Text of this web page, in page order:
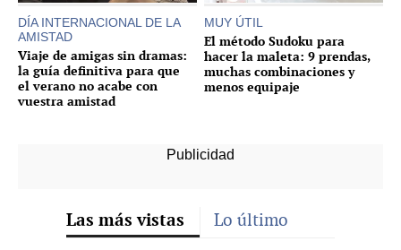
DÍA INTERNACIONAL DE LA
AMISTAD
Viaje de amigas sin dramas:
la guía definitiva para que
el verano no acabe con
vuestra amistad
MUY ÚTIL
El método Sudoku para
hacer la maleta: 9 prendas,
muchas combinaciones y
menos equipaje
Las más vistas Lo último